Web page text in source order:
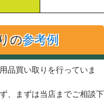
の参考例
品買い取りを行っていま
、まずは当店までご相談下